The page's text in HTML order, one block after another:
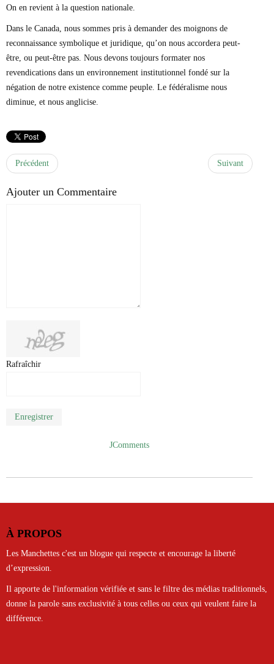
On en revient à la question nationale.
Dans le Canada, nous sommes pris à demander des moignons de
reconnaissance symbolique et juridique, qu’on nous accordera peut-
être, ou peut-être pas. Nous devons toujours formater nos
revendications dans un environnement institutionnel fondé sur la
négation de notre existence comme peuple. Le fédéralisme nous
diminue, et nous anglicise.
Précédent Suivant
Ajouter un Commentaire
Rafraîchir
Enregistrer
JComments
À PROPOS
Les Manchettes c'est un blogue qui respecte et encourage la liberté
d’expression.
Il apporte de l'information vérifiée et sans le filtre des médias traditionnels,
donne la parole sans exclusivité à tous celles ou ceux qui veulent faire la
différence.